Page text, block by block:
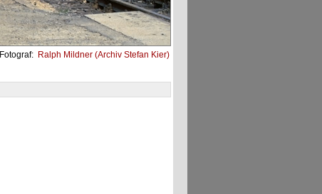
Fotograf: Ralph Mildner (Archiv Stefan Kier)